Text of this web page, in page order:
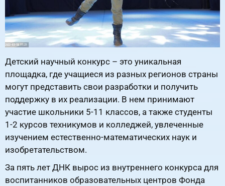
Детский научный конкурс – это уникальная
площадка, где учащиеся из разных регионов страны
могут представить свои разработки и получить
поддержку в их реализации. В нем принимают
участие школьники 5-11 классов, а также студенты
1-2 курсов техникумов и колледжей, увлеченные
изучением естественно-математических наук и
изобретательством.
За пять лет ДНК вырос из внутреннего конкурса для
воспитанников образовательных центров Фонда